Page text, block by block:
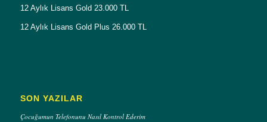
12 Aylık Lisans Gold 23.000 TL
12 Aylık Lisans Gold Plus 26.000 TL
SON YAZILAR
Çocuğumun Telefonunu Nasıl Kontrol Ederim